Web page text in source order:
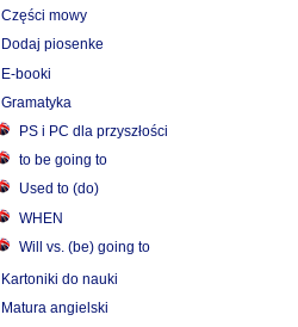
Części mowy
Dodaj piosenke
E-booki
Gramatyka
PS i PC dla przyszłości
to be going to
Used to (do)
WHEN
Will vs. (be) going to
Kartoniki do nauki
Matura angielski